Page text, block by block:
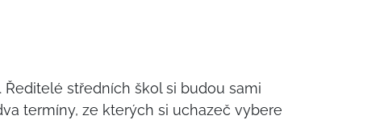
. Ředitelé středních škol si budou sami
termíny, ze kterých si uchazeč vybere